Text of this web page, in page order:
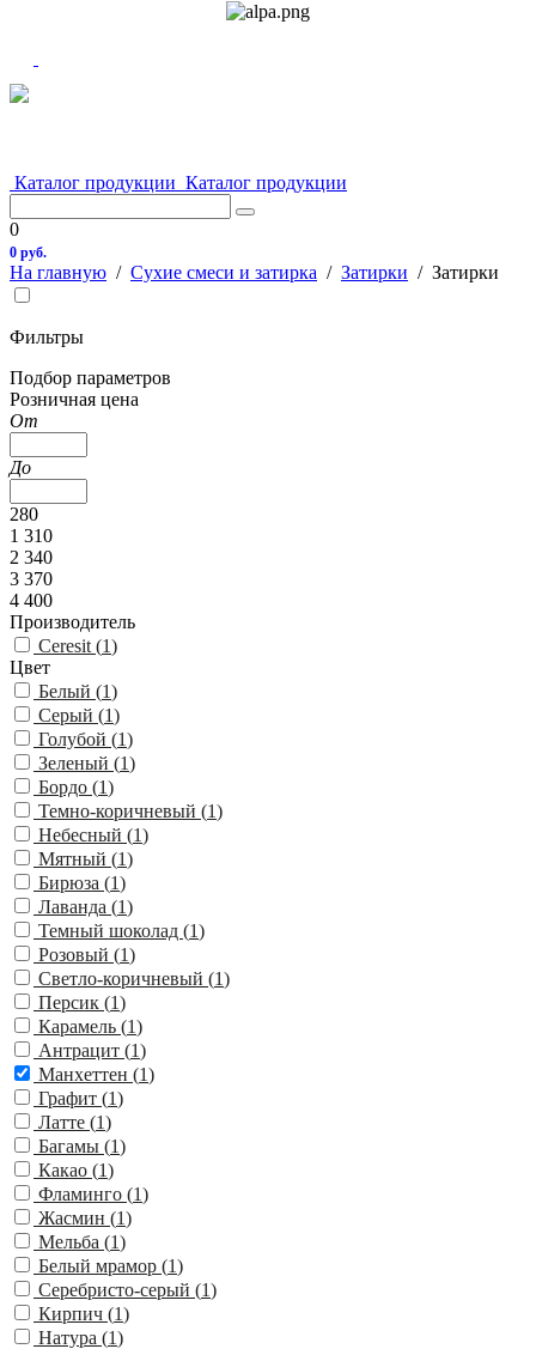
Каталог продукции Каталог продукции
0
0 руб.
На главную / Сухие смеси и затирка / Затирки / Затирки
Фильтры
Подбор параметров
Розничная цена
От
До
280
1 310
2 340
3 370
4 400
Производитель
Ceresit (1)
Цвет
Белый (1)
Серый (1)
Голубой (1)
Зеленый (1)
Бордо (1)
Темно-коричневый (1)
Небесный (1)
Мятный (1)
Бирюза (1)
Лаванда (1)
Темный шоколад (1)
Розовый (1)
Светло-коричневый (1)
Персик (1)
Карамель (1)
Антрацит (1)
Манхеттен (1)
Графит (1)
Латте (1)
Багамы (1)
Какао (1)
Фламинго (1)
Жасмин (1)
Мельба (1)
Белый мрамор (1)
Серебристо-серый (1)
Кирпич (1)
Натура (1)